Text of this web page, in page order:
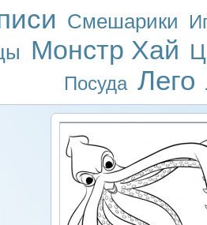
Смешарики
Монстр Хай
Посуда Лего